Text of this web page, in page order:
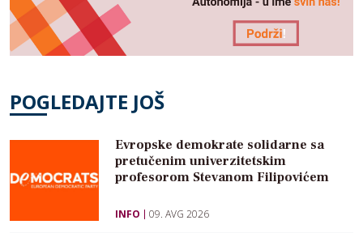
POGLEDAJTE JOŠ
Evropske demokrate solidarne sa
pretučenim univerzitetskim
profesorom Stevanom Filipovićem
INFO 09. AVG 2026